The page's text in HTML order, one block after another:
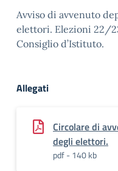
Avviso di avvenuto
elettori. Elezioni 22/
Consiglio d’Istituto.
Allegati
Circolare di
degli elettori.
pdf - 140 kb